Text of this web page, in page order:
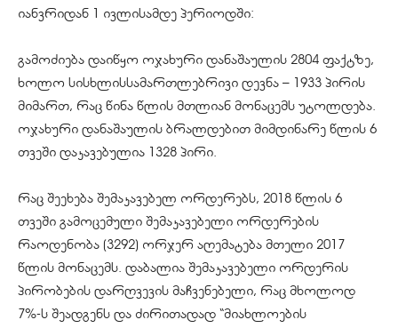
იანვრიდან 1 ივლისამდე პერიოდში:
გამოძიება დაიწყო ოჯახური დანაშაულის 2804 ფაქტზე,
ხოლო სისხლისსამართლებრივი დევნა – 1933 პირის
მიმართ, რაც წინა წლის მთლიან მონაცემს უტოლდება.
ოჯახური დანაშაულის ბრალდებით მიმდინარე წლის 6
თვეში დაკავებულია 1328 პირი.
რაც შეეხება შემაკავებელ ორდერებს, 2018 წლის 6
თვეში გამოცემული შემაკავებელი ორდერების
რაოდენობა (3292) ორჯერ აღემატება მთელი 2017
წლის მონაცემს. დაბალია შემაკავებელი ორდერის
პირობების დარღვევის მაჩვენებელი, რაც მხოლოდ
7%-ს შეადგენს და ძირითადად “მიახლოების